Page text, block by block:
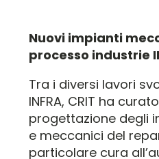
Nuovi impianti
processo industrie
Tra i diversi lavori
INFRA, CRIT ha
progettazione degli
e meccanici del
particolare cura